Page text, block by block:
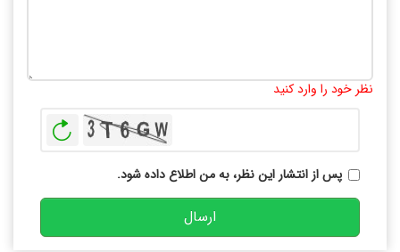
نظر خود را وارد کنید
پس از انتشار این نظر، به من اطلاع داده شود.
ارسال